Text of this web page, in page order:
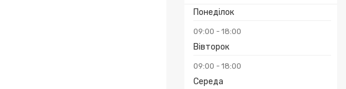
Понеділок
09:00 18:00
Вівторок
09:00 18:00
Середа